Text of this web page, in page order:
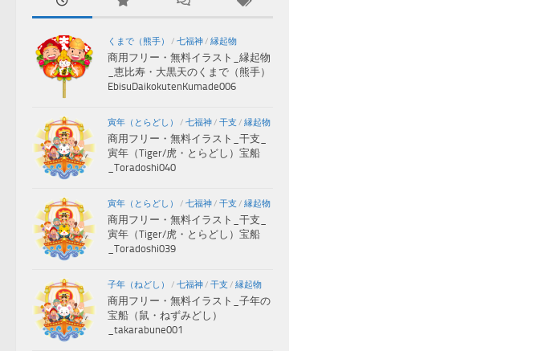
くまで（熊手） / 七福神 / 縁起物
商用フリー・無料イラスト_縁起物
_恵比寿・大黒天のくまで（熊手）
EbisuDaikokutenKumade006
寅年（とらどし） / 七福神 / 干支 / 縁起物
商用フリー・無料イラスト_干支_
寅年（Tiger/虎・とらどし）宝船
_Toradoshi040
寅年（とらどし） / 七福神 / 干支 / 縁起物
商用フリー・無料イラスト_干支_
寅年（Tiger/虎・とらどし）宝船
_Toradoshi039
子年（ねどし） / 七福神 / 干支 / 縁起物
商用フリー・無料イラスト_子年の
宝船（鼠・ねずみどし）
_takarabune001